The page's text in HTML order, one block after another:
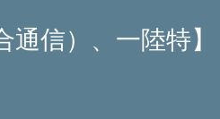
信）、一陸特】